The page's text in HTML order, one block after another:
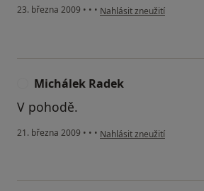
23. března 2009 • • • podle názoru uživatele Kaja
Nahlásit zneužití
Michálek Radek
V pohodě.
21. března 2009 • • • podle názoru uživatele
Nahlásit zneužití